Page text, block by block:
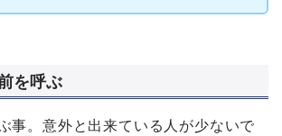
を呼ぶ
事。意外と出来ている人が少ないで